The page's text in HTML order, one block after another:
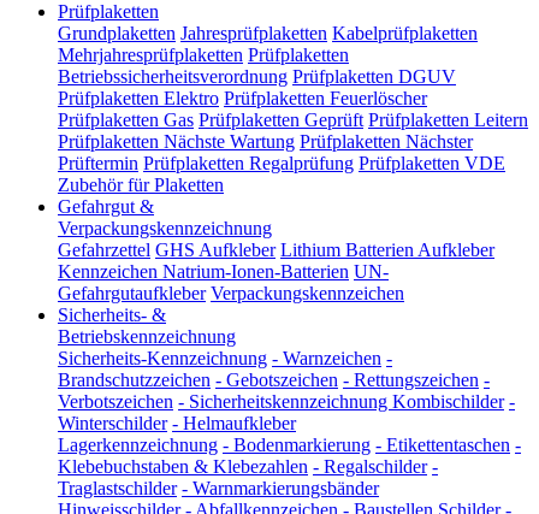
Prüfplaketten
Grundplaketten Jahresprüfplaketten Kabelprüfplaketten
Mehrjahresprüfplaketten Prüfplaketten
Betriebssicherheitsverordnung Prüfplaketten DGUV
Prüfplaketten Elektro Prüfplaketten Feuerlöscher
Prüfplaketten Gas Prüfplaketten Geprüft Prüfplaketten Leitern
Prüfplaketten Nächste Wartung Prüfplaketten Nächster
Prüftermin Prüfplaketten Regalprüfung Prüfplaketten VDE
Zubehör für Plaketten
Gefahrgut &
Verpackungskennzeichnung
Gefahrzettel GHS Aufkleber Lithium Batterien Aufkleber
Kennzeichen Natrium-Ionen-Batterien UN-
Gefahrgutaufkleber Verpackungskennzeichen
Sicherheits- &
Betriebskennzeichnung
Sicherheits-Kennzeichnung - Warnzeichen -
Brandschutzzeichen - Gebotszeichen - Rettungszeichen -
Verbotszeichen - Sicherheitskennzeichnung Kombischilder -
Winterschilder - Helmaufkleber
Lagerkennzeichnung - Bodenmarkierung - Etikettentaschen -
Klebebuchstaben & Klebezahlen - Regalschilder -
Traglastschilder - Warnmarkierungsbänder
Hinweisschilder - Abfallkennzeichen - Baustellen Schilder -